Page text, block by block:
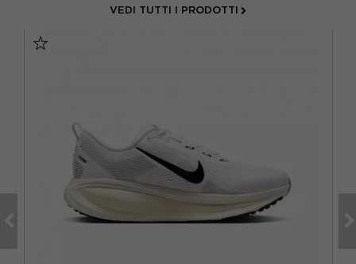
VEDI TUTTI I PRODOTTI